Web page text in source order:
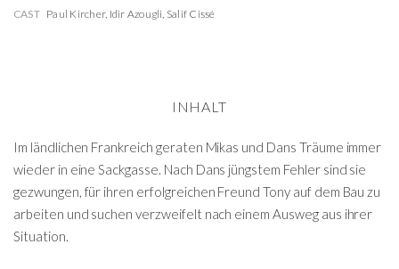
CAST Paul Kircher, Idir Azougli, Salif Cissé
INHALT
Im ländlichen Frankreich geraten Mikas und Dans Träume immer
wieder in eine Sackgasse. Nach Dans jüngstem Fehler sind sie
gezwungen, für ihren erfolgreichen Freund Tony auf dem Bau zu
arbeiten und suchen verzweifelt nach einem Ausweg aus ihrer
Situation.